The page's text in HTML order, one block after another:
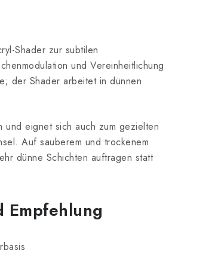
Shader zur subtilen
und Vereinheitlichung
der Shader arbeitet in dünnen
und eignet sich auch zum gezielten
Auf sauberem und trockenem
dünne Schichten auftragen statt
Empfehlung